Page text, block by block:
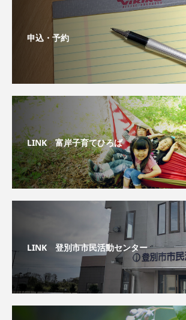
申込・予約
LINK 富岸子育てひろば
LINK 登別市市民活動センター